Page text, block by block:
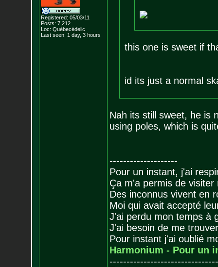
Registered: 05/03/11
Posts: 7,212
Loc: Québecédelic
Last seen: 1 day, 3 hours
this one is sweet if
id its just a normal
Nah its still sweet, he is
using poles, which is
--------------------
Pour un instant, j'ai
Ça m'a permis de visiter
Des inconnus vivent en
Moi qui avait accepté
J'ai perdu mon temps à
J'ai besoin de me
Pour instant j'ai oublié
Harmonium - Pour un
--------------------------------